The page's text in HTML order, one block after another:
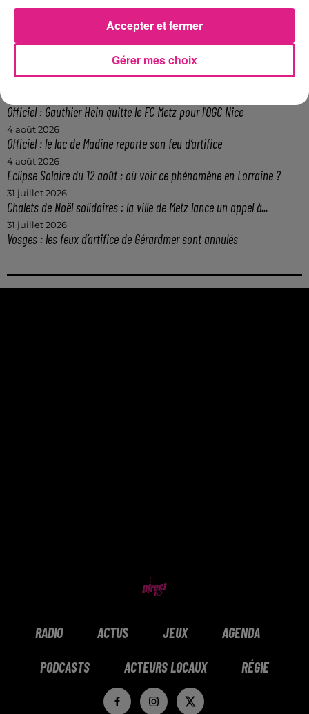
Metz : une distribution de lunette gratuite pour voir l’éclipse
Casting de Woof : l'Euro-Métropole de Metz part à la recherche de...
Officiel : Gauthier Hein quitte le FC Metz pour l'OGC Nice
4 août 2026
Officiel : le lac de Madine reporte son feu d’artifice
4 août 2026
Eclipse Solaire du 12 août : où voir ce phénomène en Lorraine ?
31 juillet 2026
Chalets de Noël solidaires : la ville de Metz lance un appel à...
31 juillet 2026
Vosges : les feux d’artifice de Gérardmer sont annulés
RADIO ACTUS JEUX AGENDA
PODCASTS ACTEURS LOCAUX RÉGIE
Gérer mes choix
Accepter et fermer